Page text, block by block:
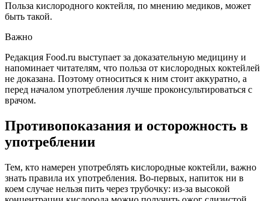
Польза кислородного коктейля, по мнению медиков, может
быть такой.
Важно
Редакция Food.ru выступает за доказательную медицину и
напоминает читателям, что польза от кислородных коктейлей
не доказана. Поэтому относиться к ним стоит аккуратно, а
перед началом употребления лучше проконсультироваться с
врачом.
Противопоказания и осторожность в
употреблении
Тем, кто намерен употреблять кислородные коктейли, важно
знать правила их употребления. Во-первых, напиток ни в
коем случае нельзя пить через трубочку: из-за высокой